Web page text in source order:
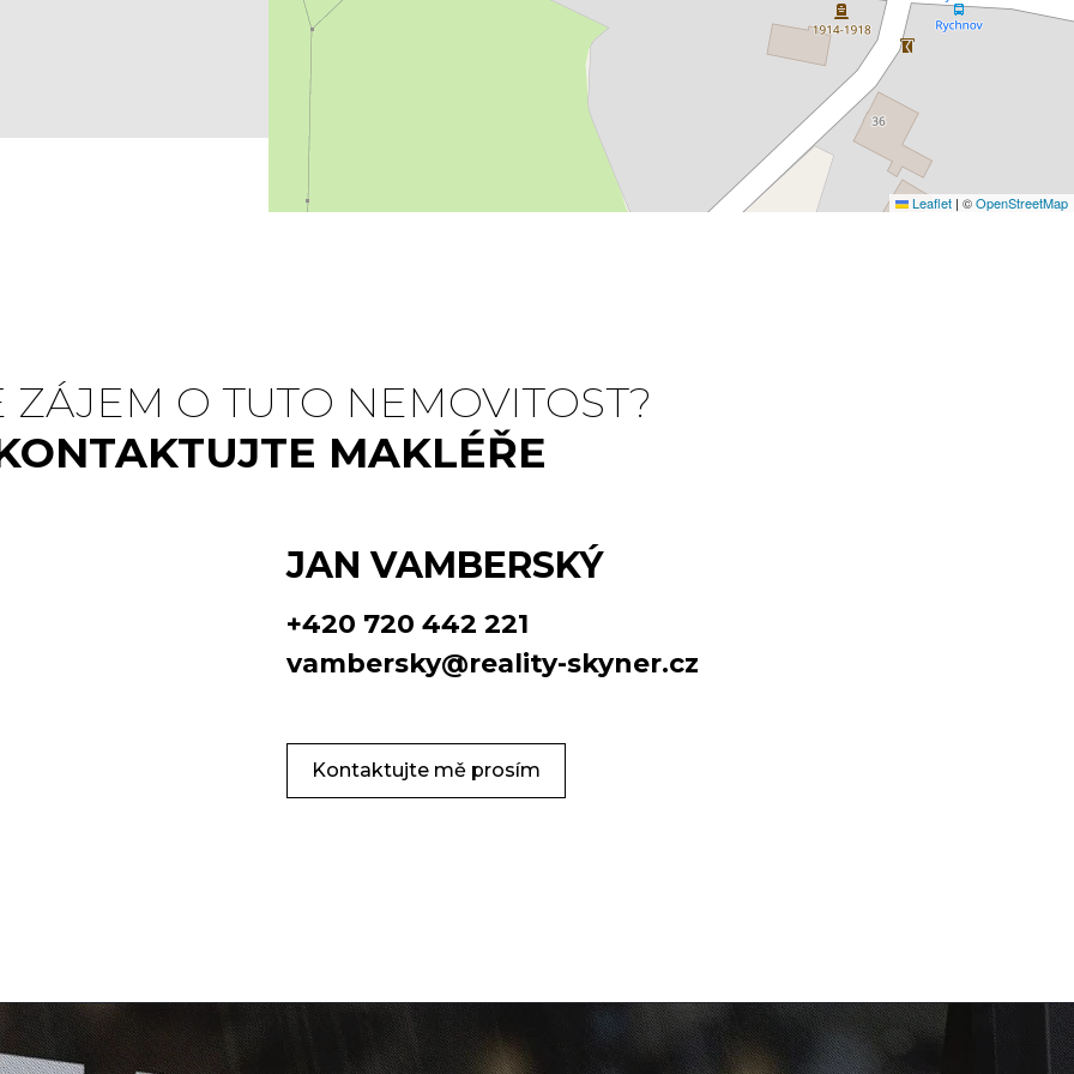
Leaflet | ©OpenStreetMap
ZÁJEM O TUTO NEMOVITOST?
MAKLÉŘE
JAN VAMBERSKÝ
+420 720 442 221
vambersky@reality-skyner.cz
Kontaktujte mě prosím